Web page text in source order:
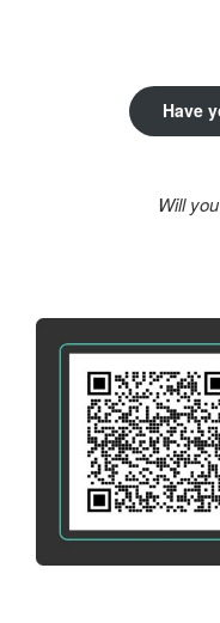
Have
Will